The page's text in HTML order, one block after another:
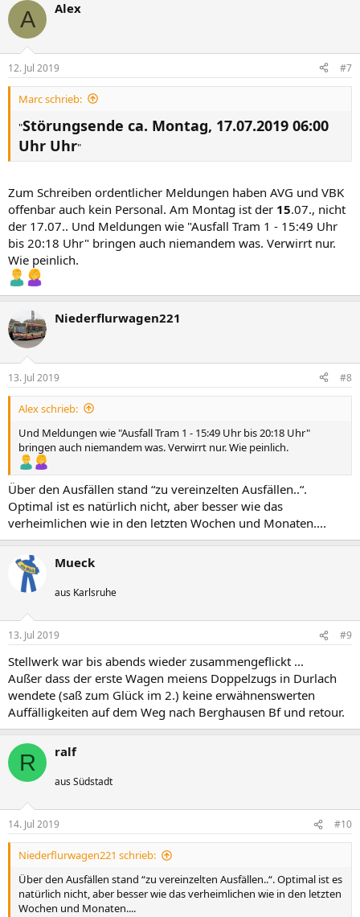
A Alex
12. Jul 2019 #7
Marc schrieb:
"Störungsende ca. Montag, 17.07.2019 06:00
Uhr Uhr"
Zum Schreiben ordentlicher Meldungen haben AVG und VBK
offenbar auch kein Personal. Am Montag ist der 15.07., nicht
der 17.07.. Und Meldungen wie "Ausfall Tram 1 - 15:49 Uhr
bis 20:18 Uhr" bringen auch niemandem was. Verwirrt nur.
Wie peinlich.
Niederflurwagen221
13. Jul 2019 #8
Alex schrieb:
Und Meldungen wie "Ausfall Tram 1 - 15:49 Uhr bis 20:18 Uhr"
bringen auch niemandem was. Verwirrt nur. Wie peinlich.
Über den Ausfällen stand “zu vereinzelten Ausfällen..“.
Optimal ist es natürlich nicht, aber besser wie das
verheimlichen wie in den letzten Wochen und Monaten....
Mueck
aus Karlsruhe
13. Jul 2019 #9
Stellwerk war bis abends wieder zusammengeflickt ...
Außer dass der erste Wagen meiens Doppelzugs in Durlach
wendete (saß zum Glück im 2.) keine erwähnenswerten
Auffälligkeiten auf dem Weg nach Berghausen Bf und retour.
R ralf
aus Südstadt
14. Jul 2019 #10
Niederflurwagen221 schrieb:
Über den Ausfällen stand “zu vereinzelten Ausfällen..“. Optimal ist es
natürlich nicht, aber besser wie das verheimlichen wie in den letzten
Wochen und Monaten....